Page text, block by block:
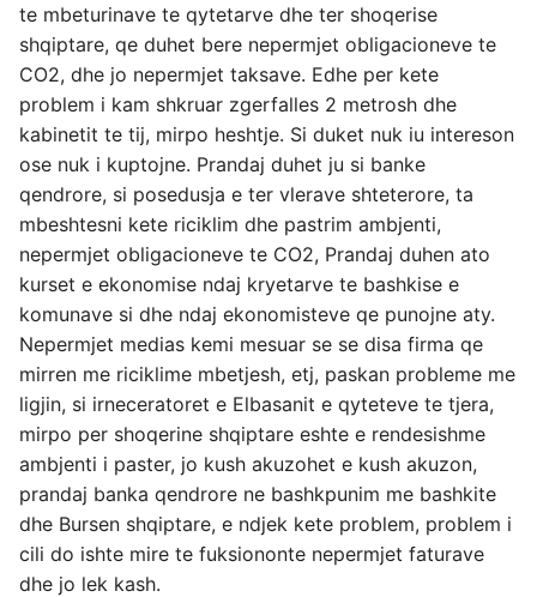
te mbeturinave te qytetarve dhe ter shoqerise
shqiptare, qe duhet bere nepermjet obligacioneve te
CO2, dhe jo nepermjet taksave. Edhe per kete
problem i kam shkruar zgerfalles 2 metrosh dhe
kabinetit te tij, mirpo heshtje. Si duket nuk iu intereson
ose nuk i kuptojne. Prandaj duhet ju si banke
qendrore, si posedusja e ter vlerave shteterore, ta
mbeshtesni kete riciklim dhe pastrim ambjenti,
nepermjet obligacioneve te CO2, Prandaj duhen ato
kurset e ekonomise ndaj kryetarve te bashkise e
komunave si dhe ndaj ekonomisteve qe punojne aty.
Nepermjet medias kemi mesuar se se disa firma qe
mirren me riciklime mbetjesh, etj, paskan probleme me
ligjin, si irneceratoret e Elbasanit e qyteteve te tjera,
mirpo per shoqerine shqiptare eshte e rendesishme
ambjenti i paster, jo kush akuzohet e kush akuzon,
prandaj banka qendrore ne bashkpunim me bashkite
dhe Bursen shqiptare, e ndjek kete problem, problem i
cili do ishte mire te fuksiononte nepermjet faturave
dhe jo lek kash.